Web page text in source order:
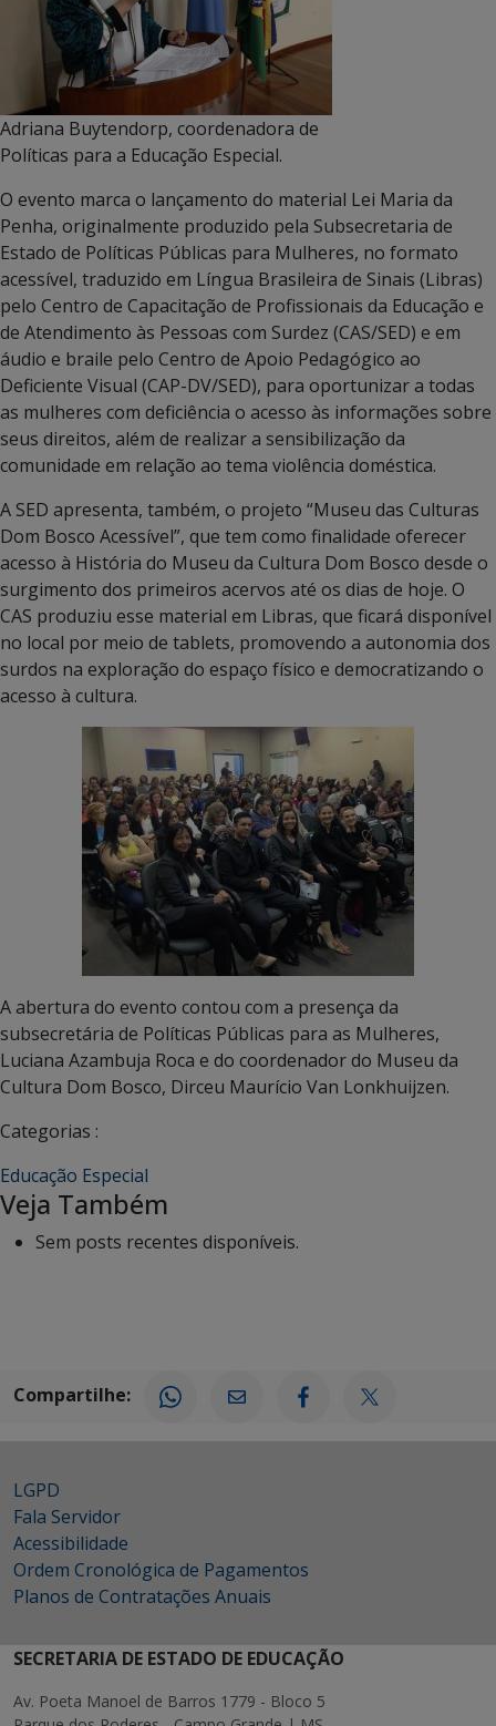
Adriana Buytendorp, coordenadora de
Políticas para a Educação Especial.
O evento marca o lançamento do material Lei Maria da
Penha, originalmente produzido pela Subsecretaria de
Estado de Políticas Públicas para Mulheres, no formato
acessível, traduzido em Língua Brasileira de Sinais (Libras)
pelo Centro de Capacitação de Profissionais da Educação e
de Atendimento às Pessoas com Surdez (CAS/SED) e em
áudio e braile pelo Centro de Apoio Pedagógico ao
Deficiente Visual (CAP-DV/SED), para oportunizar a todas
as mulheres com deficiência o acesso às informações sobre
seus direitos, além de realizar a sensibilização da
comunidade em relação ao tema violência doméstica.
A SED apresenta, também, o projeto “Museu das Culturas
Dom Bosco Acessível”, que tem como finalidade oferecer
acesso à História do Museu da Cultura Dom Bosco desde o
surgimento dos primeiros acervos até os dias de hoje. O
CAS produziu esse material em Libras, que ficará disponível
no local por meio de tablets, promovendo a autonomia dos
surdos na exploração do espaço físico e democratizando o
acesso à cultura.
A abertura do evento contou com a presença da
subsecretária de Políticas Públicas para as Mulheres,
Luciana Azambuja Roca e do coordenador do Museu da
Cultura Dom Bosco, Dirceu Maurício Van Lonkhuijzen.
Categorias :
Educação Especial
Veja Também
Sem posts recentes disponíveis.
Compartilhe:
LGPD
Fala Servidor
Acessibilidade
Ordem Cronológica de Pagamentos
Planos de Contratações Anuais
SECRETARIA DE ESTADO DE EDUCAÇÃO
Av. Poeta Manoel de Barros 1779 - Bloco 5